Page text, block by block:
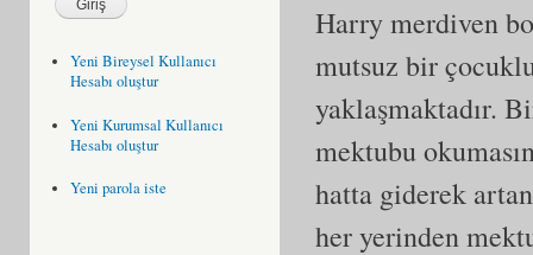
Yeni Bireysel Kullanıcı
Hesabı oluştur
Yeni Kurumsal Kullanıcı
Hesabı oluştur
Yeni parola iste
Harry merdiven
mutsuz bir
yaklaşmaktadır.
mektubu
hatta giderek
her yerinden